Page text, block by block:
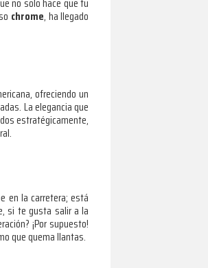
chrome, ha llegado
ofreciendo un
La elegancia que
estratégicamente,
en la carretera; está
si te gusta salir a la
¡Por supuesto!
que quema llantas.